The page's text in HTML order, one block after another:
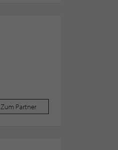
Zum Partner